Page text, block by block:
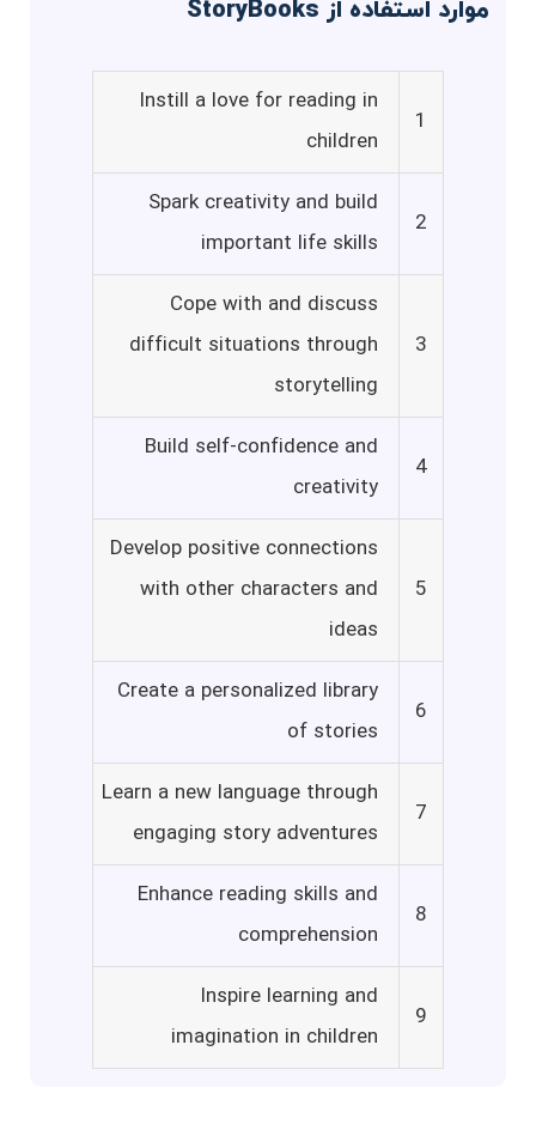
موارد استفاده از StoryBooks
1
Instill a love for reading in
children
2
Spark creativity and build
important life skills
3
Cope with and discuss
difficult situations through
storytelling
4
Build self-confidence and
creativity
5
Develop positive connections
with other characters and
ideas
6
Create a personalized library
of stories
7
Learn a new language through
engaging story adventures
8
Enhance reading skills and
comprehension
9
Inspire learning and
imagination in children